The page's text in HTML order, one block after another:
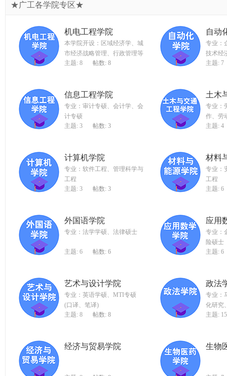
★广工各学院专区★
机电工程学院
本学院开设：区域经济学、城
市经济战略管理、行政管理等
主题: 8
帖数: 8
自动
专业：
技术经
主题: 7
信息工程学院
专业：审计专硕、会计学、会
计专硕
主题: 3
帖数: 3
土木
专业：
作、劳
主题: 4
计算机学院
专业：软件工程、管理科学与
工程
主题: 3
帖数: 3
材料
专业：
工程
主题: 6
外国语学院
专业：法学学硕、法律硕士
主题: 6 帖数: 6
应用
专业：
险硕士
主题: 6
艺术与设计学院
专业：英语学硕、MTI专硕
(口译、笔译)
主题: 8
帖数: 8
政法
专业：
化研究
主题: 15
经济与贸易学院 生物